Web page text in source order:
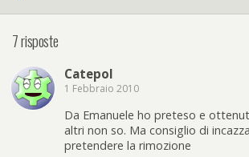
7 risposte
Catepol
1 Febbraio 2010
Da Emanuele ho preteso e
altri non so. Ma consiglio di
pretendere la rimozione